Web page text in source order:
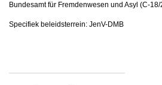
Bundesamt für Fremdenwesen und Asyl (C-
Specifiek beleidsterrein: JenV-DMB